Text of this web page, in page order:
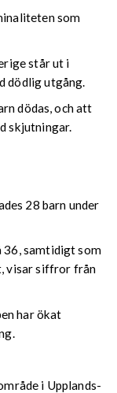
som
står ut i
dödlig utgång.
dödas, och att
skjutningar.
28 barn under
36, samtidigt som
visar siffror från
har ökat
i Upplands-